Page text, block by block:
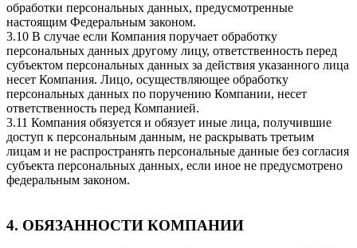
обработки персональных данных, предусмотренные
настоящим Федеральным законом.
3.10 В случае если Компания поручает обработку
персональных данных другому лицу, ответственность перед
субъектом персональных данных за действия указанного лица
несет Компания. Лицо, осуществляющее обработку
персональных данных по поручению Компании, несет
ответственность перед Компанией.
3.11 Компания обязуется и обязует иные лица, получившие
доступ к персональным данным, не раскрывать третьим
лицам и не распространять персональные данные без согласия
субъекта персональных данных, если иное не предусмотрено
федеральным законом.
4. ОБЯЗАННОСТИ КОМПАНИИ